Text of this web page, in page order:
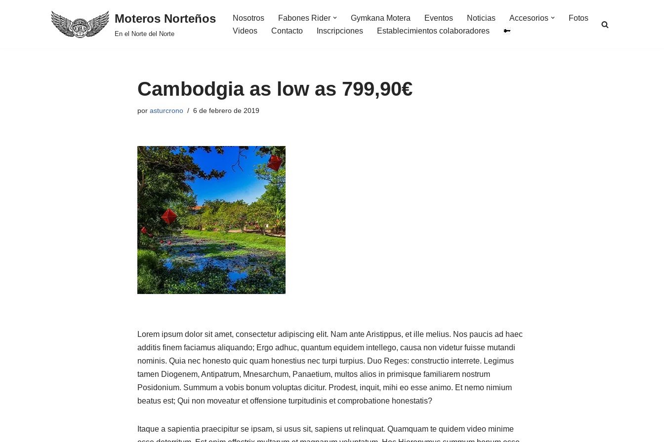
Moteros Norteños
En el Norte del Norte
Nosotros Fabones Rider Gymkana Motera Eventos Noticias Accesorios
Fotos
Videos
Contacto Inscripciones Establecimientos colaboradores
Cambodgia as low as 799,90€
por asturcrono 6 de febrero de 2019
Lorem ipsum dolor sit amet, consectetur adipiscing elit. Nam ante Aristippus, et ille melius. Nos paucis ad haec
additis finem faciamus aliquando; Ergo adhuc, quantum equidem intellego, causa non videtur fuisse mutandi
nominis. Quia nec honesto quic quam honestius nec turpi turpius. Duo Reges: constructio interrete. Legimus
tamen Diogenem, Antipatrum, Mnesarchum, Panaetium, multos alios in primisque familiarem nostrum
Posidonium. Summum a vobis bonum voluptas dicitur. Prodest, inquit, mihi eo esse animo. Et nemo nimium
beatus est; Qui non moveatur et offensione turpitudinis et comprobatione honestatis?
Itaque a sapientia praecipitur se ipsam, si usus sit, sapiens ut relinquat. Quamquam te quidem video minime